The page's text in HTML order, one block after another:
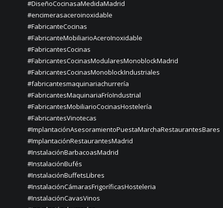
#DiseñoCocinasaMedidaMadrid
#encimerasaceroinoxidable
#FabricanteCocinas
#FabricanteMobiliarioAceroInoxidable
#FabricantesCocinas
#FabricantesCocinasModularesMonoblockMadrid
#FabricantesCocinasMonoblockIndustriales
#fabricantesmaquinariachurrería
#FabricantesMaquinariaFríoIndustrial
#FabricantesMobiliarioCocinasHostelería
#FabricantesVinotecas
#ImplantaciónAsesoramientoPuestaMarchaRestaurantesBares
#ImplantaciónRestaurantesMadrid
#InstalaciónBarbacoasMadrid
#InstalaciónBufés
#InstalaciónBuffetsLibres
#InstalaciónCámarasFrigoríficasHosteleria
#InstalaciónCavasVinos